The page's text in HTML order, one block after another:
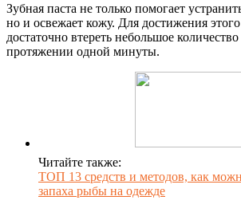
Зубная паста не только помогает
но и освежает кожу. Для достижения
достаточно втереть небольшое
протяжении одной минуты.
Читайте также:
ТОП 13 средств и методов, как
запаха рыбы на одежде